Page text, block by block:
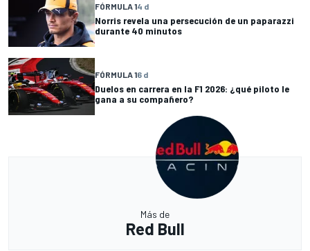
FÓRMULA 14 d
Norris revela una persecución de un paparazzi
durante 40 minutos
FÓRMULA 16 d
Duelos en carrera en la F1 2026: ¿qué piloto le
gana a su compañero?
Más de
Red Bull